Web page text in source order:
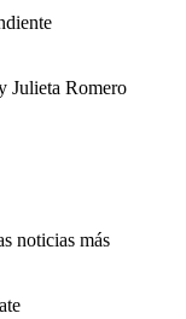
Julieta Romero
noticias más